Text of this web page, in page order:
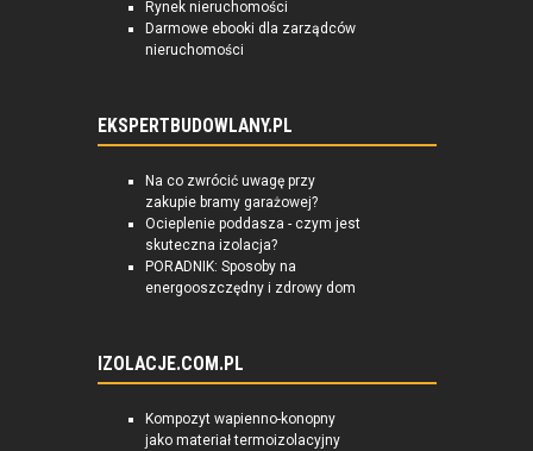
Rynek nieruchomości
Darmowe ebooki dla zarządców
nieruchomości
EKSPERTBUDOWLANY.PL
Na co zwrócić uwagę przy
zakupie bramy garażowej?
Ocieplenie poddasza - czym jest
skuteczna izolacja?
PORADNIK: Sposoby na
energooszczędny i zdrowy dom
IZOLACJE.COM.PL
Kompozyt wapienno-konopny
jako materiał termoizolacyjny